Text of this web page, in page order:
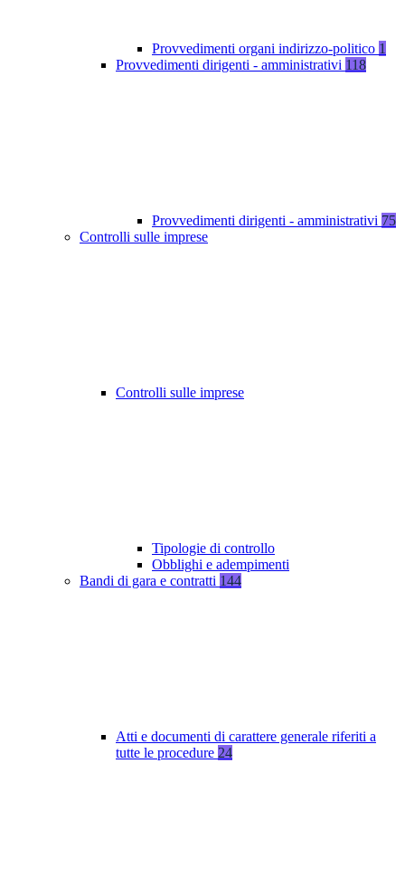
Provvedimenti organi indirizzo-politico 1
Provvedimenti dirigenti - amministrativi 118
Provvedimenti dirigenti - amministrativi 75
Controlli sulle imprese
Controlli sulle imprese
Tipologie di controllo
Obblighi e adempimenti
Bandi di gara e contratti 144
Atti e documenti di carattere generale riferiti a
tutte le procedure 24